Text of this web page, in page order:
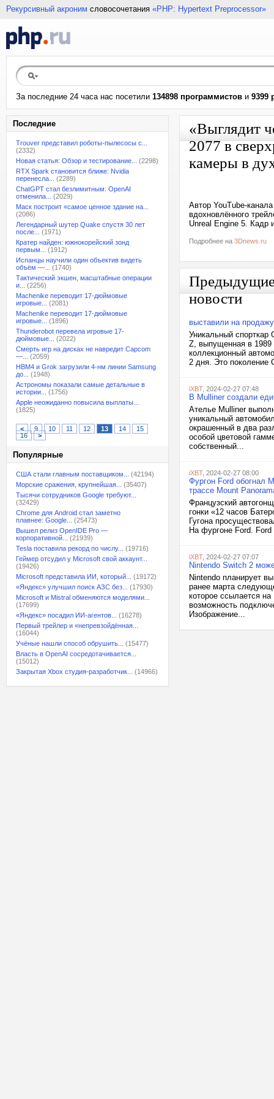
Рекурсивный акроним словосочетания «PHP: Hypertext Preprocessor»
За последние 24 часа нас посетили 134898 программистов и 9399
Последние
Trouver представил роботы-пылесосы с...
(2332)
Новая статья: Обзор и тестирование...
(2298)
RTX Spark становится ближе: Nvidia
перенесла...
(2289)
ChatGPT стал безлимитным: OpenAI
отменила...
(2029)
Маск построит «самое ценное здание на...
(2086)
Легендарный шутер Quake спустя 30 лет
после...
(1971)
Кратер найден: южнокорейский зонд
первым...
(1912)
Испанцы научили один объектив видеть
объём —...
(1740)
Тактический экшен, масштабные операции
и...
(2256)
Machenike переводит 17-дюймовые
игровые...
(2081)
Machenike переводит 17-дюймовые
игровые...
(1896)
Thunderobot перевела игровые 17-
дюймовые...
(2022)
Смерть игр на дисках не навредит Capcom
—...
(2059)
HBM4 и Grok загрузили 4-нм линии Samsung
до...
(1948)
Астрономы показали самые детальные в
истории...
(1756)
Apple неожиданно повысила выплаты...
(1825)
< 9 10 11 12 13 14
15
16
>
Популярные
США стали главным поставщиком...
(42194)
Морские сражения, крупнейшая...
(35407)
Тысячи сотрудников Google требуют...
(32429)
Chrome для Android стал заметно
плавнее: Google...
(25473)
Вышел релиз OpenIDE Pro —
корпоративной...
(21939)
Tesla поставила рекорд по числу...
(19716)
Геймер отсудил у Microsoft свой аккаунт...
(19426)
Microsoft представила ИИ, который...
(19172)
«Яндекс» улучшил поиск АЗС без...
(17930)
Microsoft и Mistral обменяются моделями...
(17699)
«Яндекс» посадил ИИ-агентов...
(16278)
Первый трейлер и «непревзойдённая...
(16044)
Учёные нашли способ обрушить...
(15477)
Власть в OpenAI сосредотачивается...
(15012)
Закрытая Xbox студия-разработчик...
(14966)
«Выглядит
2077 в
камеры в
Автор YouTube-
вдохновлённого
Unreal Engine 5. Кадр
Подробнее на 3Dnews.ru
новости
выставили на продажу
Уникальный спорткар
Z, выпущенная в 1989
коллекционный
2 дня. Это поколение
iXBT, 2024-02-27 07:48
В Mulliner создали
Ателье Mulliner
уникальный
окрашенный в два
особой цветовой
собственный...
iXBT, 2024-02-27 08:00
Фургон Ford обогнал
трассе Mount
Французский
гонки «12 часов
Гугона
На фургоне Ford.
iXBT, 2024-02-27 07:07
Nintendo Switch 2
Nintendo планирует
ранее марта
которое ссылается
возможность
Изображение...